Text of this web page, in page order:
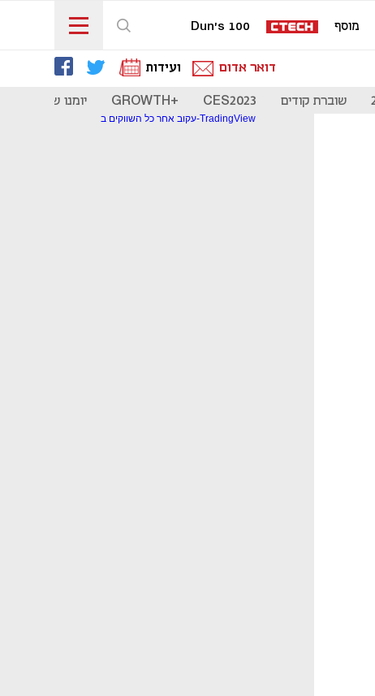
מוסף Dun's 100
דואר אדום ועידות
שוברת קודים CES2023
+GROWTH יומנו של
עקוב אחר כל השווקים ב-TradingView